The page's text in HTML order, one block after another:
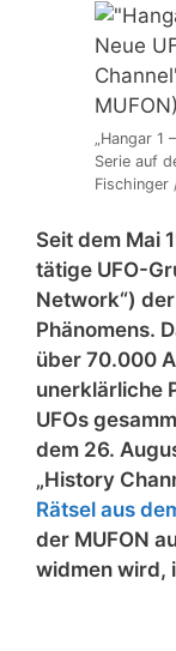
„Hangar
Serie auf
Fischinger
Seit dem Mai
tätige UFO-
Network“)
Phänomens.
über 70.000
unerklärliche
UFOs
dem 26.
„History
Rätsel aus
der MUFON
widmen wird,